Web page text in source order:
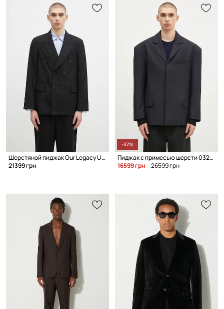
Шерстяной пиджак Our Legacy Unconstructed Db Blazer
21399 грн
-37%
Пиджак с примесью шерсти 032C Orion Suit Jacket
16599 грн
26599 грн